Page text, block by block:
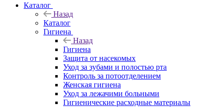
Каталог
Назад
Каталог
Гигиена
Назад
Гигиена
Защита от насекомых
Уход за зубами и полостью рта
Контроль за потоотделением
Женская гигиена
Уход за лежачими больными
Гигиенические расходные материалы